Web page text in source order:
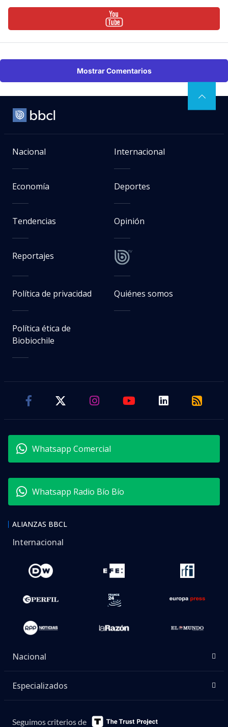
Mostrar Comentarios
Nacional Internacional
Economía Deportes
Tendencias Opinión
Reportajes
Política de privacidad Quiénes somos
Política ética de
Biobiochile
Whatsapp Comercial
Whatsapp Radio Bío Bío
ALIANZAS BBCL
Internacional
Nacional
Especializados
Seguimos criterios de